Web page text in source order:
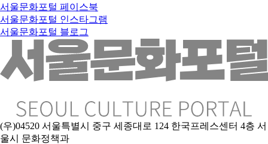
서울문화포털 페이스북
서울문화포털 인스타그램
서울문화포털 블로그
(우)04520 서울특별시 중구 세종대로 124 한국프레스센터 4층 서
울시 문화정책과